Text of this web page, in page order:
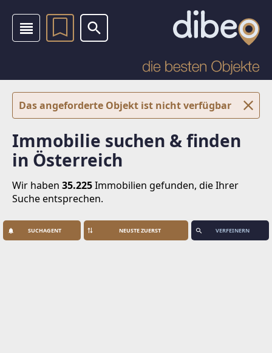
Das angeforderte Objekt ist nicht verfügbar
Immobilie suchen & finden
in Österreich
Wir haben 35.225Immobilien gefunden, die Ihrer
Suche entsprechen.
SUCHAGENT VERFEINERN